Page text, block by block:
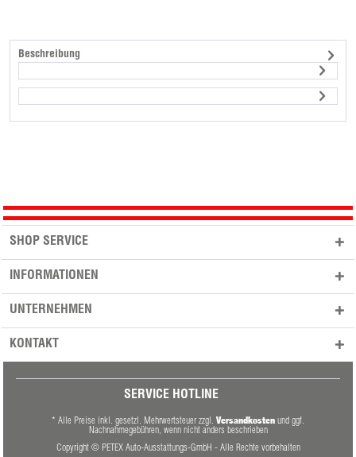
Beschreibung
SHOP SERVICE
INFORMATIONEN
UNTERNEHMEN
KONTAKT
SERVICE HOTLINE
* Alle Preise inkl. gesetzl. Mehrwertsteuer zzgl. Versandkosten und ggf.
Nachnahmegebühren, wenn nicht anders beschrieben
Copyright © PETEX Auto-Ausstattungs-GmbH - Alle Rechte vorbehalten